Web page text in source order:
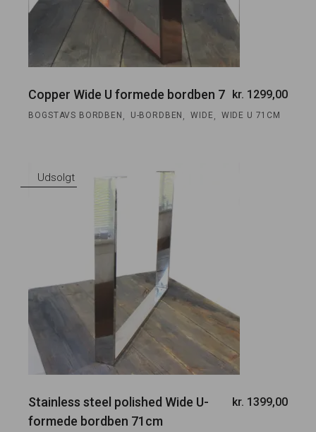
Copper Wide U formede bordben 7 kr. 1299,00
BOGSTAVS BORDBEN , U-BORDBEN , WIDE, WIDE U 71CM
Udsolgt
Stainless steel polished Wide U-
formede bordben 71cm
kr. 1399,00